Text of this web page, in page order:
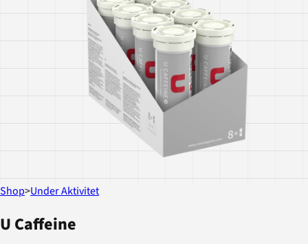
Shop>Under Aktivitet
U Caffeine